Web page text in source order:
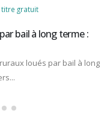
gratuit
bail à long terme :
loués par bail à long